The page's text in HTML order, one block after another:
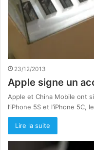
23/12/2013
Apple signe un
Apple et China Mobile ont
l’iPhone 5S et l’iPhone
Lire la suite